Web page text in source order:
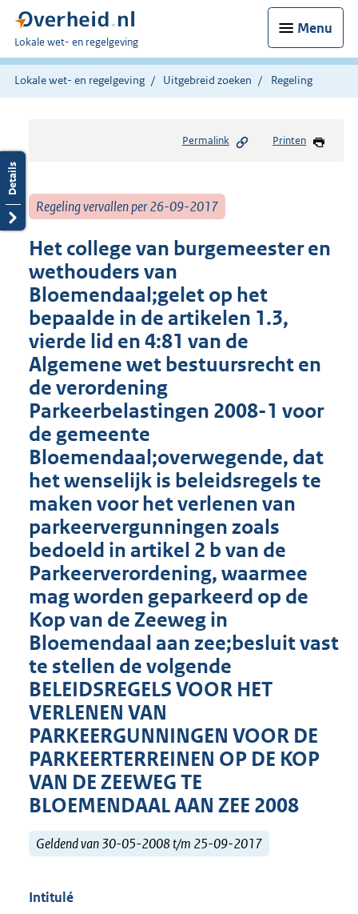
Menu
U
bent
hier:
Lokale wet- en regelgeving
Lokale wet- en regelgeving Uitgebreid zoeken Regeling
Permalink Printen
Regeling vervallen per 26-09-2017
Het college van burgemeester en
wethouders van
Bloemendaal;gelet op het
bepaalde in de artikelen 1.3,
vierde lid en 4:81 van de
Algemene wet bestuursrecht en
de verordening
Parkeerbelastingen 2008-1 voor
de gemeente
Bloemendaal;overwegende, dat
het wenselijk is beleidsregels te
maken voor het verlenen van
parkeervergunningen zoals
bedoeld in artikel 2 b van de
Parkeerverordening, waarmee
mag worden geparkeerd op de
Kop van de Zeeweg in
Bloemendaal aan zee;besluit vast
te stellen de volgende
BELEIDSREGELS VOOR HET
VERLENEN VAN
PARKEERGUNNINGEN VOOR DE
PARKEERTERREINEN OP DE KOP
VAN DE ZEEWEG TE
BLOEMENDAAL AAN ZEE 2008
Geldend van 30-05-2008 t/m 25-09-2017
Intitulé